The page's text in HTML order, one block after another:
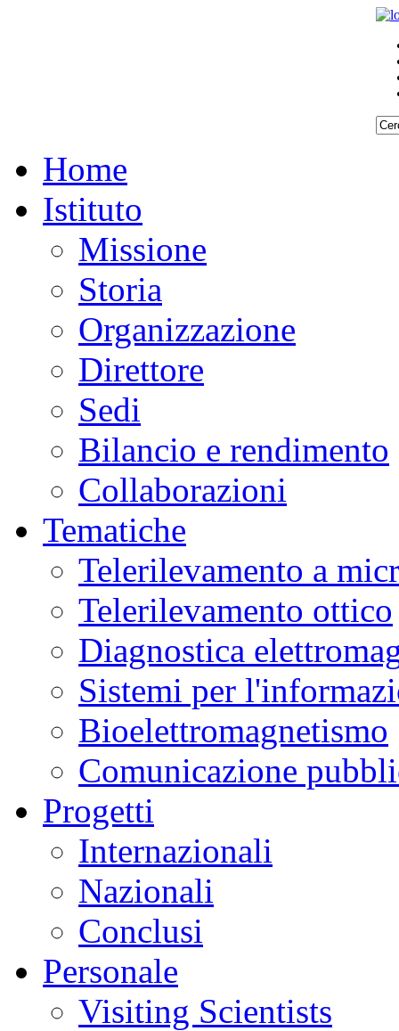
Home
Istituto
Missione
Storia
Organizzazione
Direttore
Sedi
Bilancio e rendimento
Collaborazioni
Tematiche
Telerilevamento a
Telerilevamento ottico
Diagnostica
Sistemi per
Bioelettromagnetismo
Comunicazione
Progetti
Internazionali
Nazionali
Conclusi
Personale
Visiting Scientists